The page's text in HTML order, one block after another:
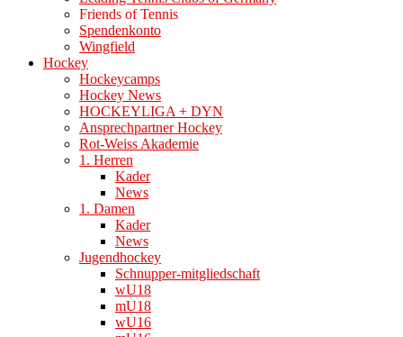
Friends of Tennis
Spendenkonto
Wingfield
Hockey
Hockeycamps
Hockey News
HOCKEYLIGA + DYN
Ansprechpartner Hockey
Rot-Weiss Akademie
1. Herren
Kader
News
1. Damen
Kader
News
Jugendhockey
Schnupper-mitgliedschaft
wU18
mU18
wU16